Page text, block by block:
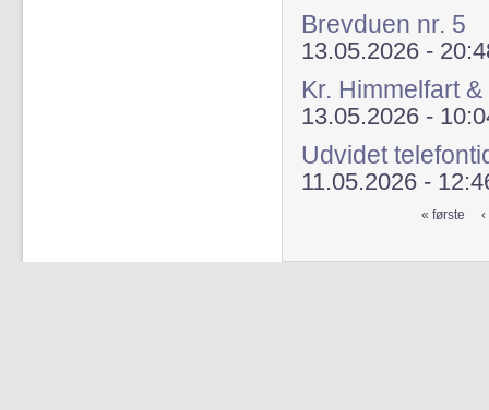
Brevduen nr. 5
13.05.2026 -
Kr. Himmelfart
13.05.2026 -
Udvidet
11.05.2026 -
« første